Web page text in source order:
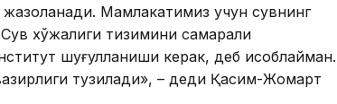
Мамлакатимиз учун сувнинг
хўжалиги тизимини самарали
шуғулланиши керак, деб ҳисоблайман.
тузилади», – деди Қасим-Жомарт